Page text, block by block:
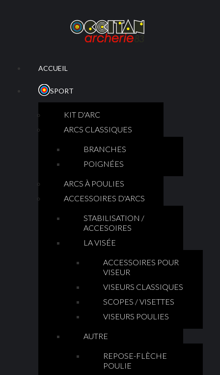
ACCUEIL
SPORT
KIT D'ARC
ARCS CLASSIQUES
BRANCHES
POIGNÉES
ARCS À POULIES
ACCESSOIRES D'ARCS
STABILISATION /
ACCESOIRES
LA VISÉE
ACCESSOIRES POUR
VISEUR
VISEURS CLASSIQUES
SCOPES / VISETTES
VISEURS POULIES
AUTRE
REPOSE-FLÈCHE
POULIE